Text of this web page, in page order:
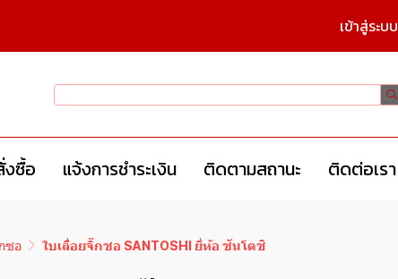
เข้าสู่ระบบ
งซื้อ แจ้งการชำระเงิน ติดตามสถานะ ติดต่อเรา
ซอ ใบเลื่อยจิ๊กซอ SANTOSHI ยี่ห้อ ซันโตชิ